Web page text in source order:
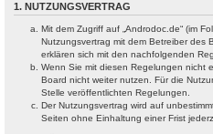
1. NUTZUNGSVERTRAG
Mit dem Zugriff auf „Androdoc.de“ (im
Nutzungsvertrag mit dem Betreiber des
erklären sich mit den nachfolgenden
Wenn Sie mit diesen Regelungen nicht
Board nicht weiter nutzen. Für die
Stelle veröffentlichten Regelungen.
Der Nutzungsvertrag wird auf
Seiten ohne Einhaltung einer Frist